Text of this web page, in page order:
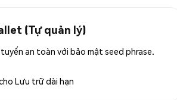
(Tự quản lý)
an toàn với bảo mật seed phrase.
Lưu trữ dài hạn